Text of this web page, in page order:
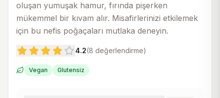
oluşan yumuşak hamur, fırında pişerken
mükemmel bir kıvam alır. Misafirlerinizi etkilemek
için bu nefis poğaçaları mutlaka deneyin.
4.2(8 değerlendirme)
Vegan Glutensiz